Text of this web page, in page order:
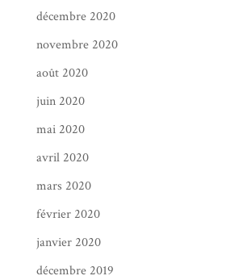
décembre 2020
novembre 2020
août 2020
juin 2020
mai 2020
avril 2020
mars 2020
février 2020
janvier 2020
décembre 2019